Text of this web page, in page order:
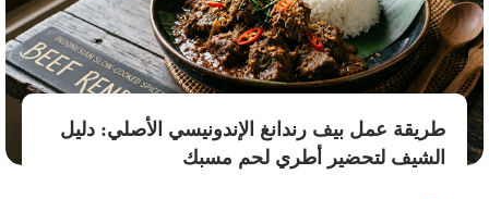
طريقة عمل بيف رندانغ الإندونيسي الأصلي: دليل
الشيف لتحضير أطري لحم مسبك